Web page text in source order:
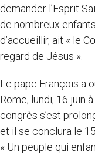
demander l’Esprit
de nombreux
d’accueillir, ait « le
regard de Jésus ».
Le pape François a
Rome, lundi, 16 juin
congrès s’est
et il se conclura le
« Un peuple qui